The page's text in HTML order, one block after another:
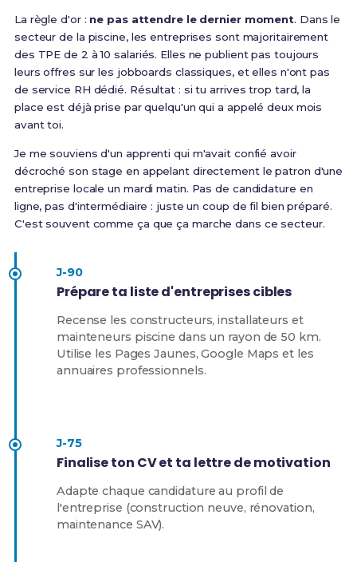
La règle d'or : ne pas attendre le dernier moment. Dans le
secteur de la piscine, les entreprises sont majoritairement
des TPE de 2 à 10 salariés. Elles ne publient pas toujours
leurs offres sur les jobboards classiques, et elles n'ont pas
de service RH dédié. Résultat : si tu arrives trop tard, la
place est déjà prise par quelqu'un qui a appelé deux mois
avant toi.
Je me souviens d'un apprenti qui m'avait confié avoir
décroché son stage en appelant directement le patron d'une
entreprise locale un mardi matin. Pas de candidature en
ligne, pas d'intermédiaire : juste un coup de fil bien préparé.
C'est souvent comme ça que ça marche dans ce secteur.
J-90
Prépare ta liste d'entreprises cibles
Recense les constructeurs, installateurs et
mainteneurs piscine dans un rayon de 50 km.
Utilise les Pages Jaunes, Google Maps et les
annuaires professionnels.
J-75
Finalise ton CV et ta lettre de motivation
Adapte chaque candidature au profil de
l'entreprise (construction neuve, rénovation,
maintenance SAV).